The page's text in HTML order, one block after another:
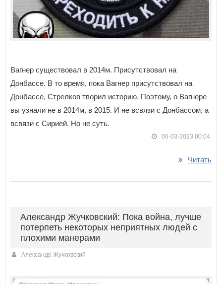
Вагнер существовал в 2014м. Присутствовал на
Донбассе. В то время, пока Вагнер присутствовал на
Донбассе, Стрелков творил историю. Поэтому, о Вагнере
вы узнали не в 2014м, в 2015. И не всвязи с Донбассом, а
всвязи с Сирией. Но не суть.
06-03-2023 00:04
Читать
Александр Жучковский: Пока война, лучше
потерпеть некоторых неприятных людей с
плохими манерами
Александр Жучковский